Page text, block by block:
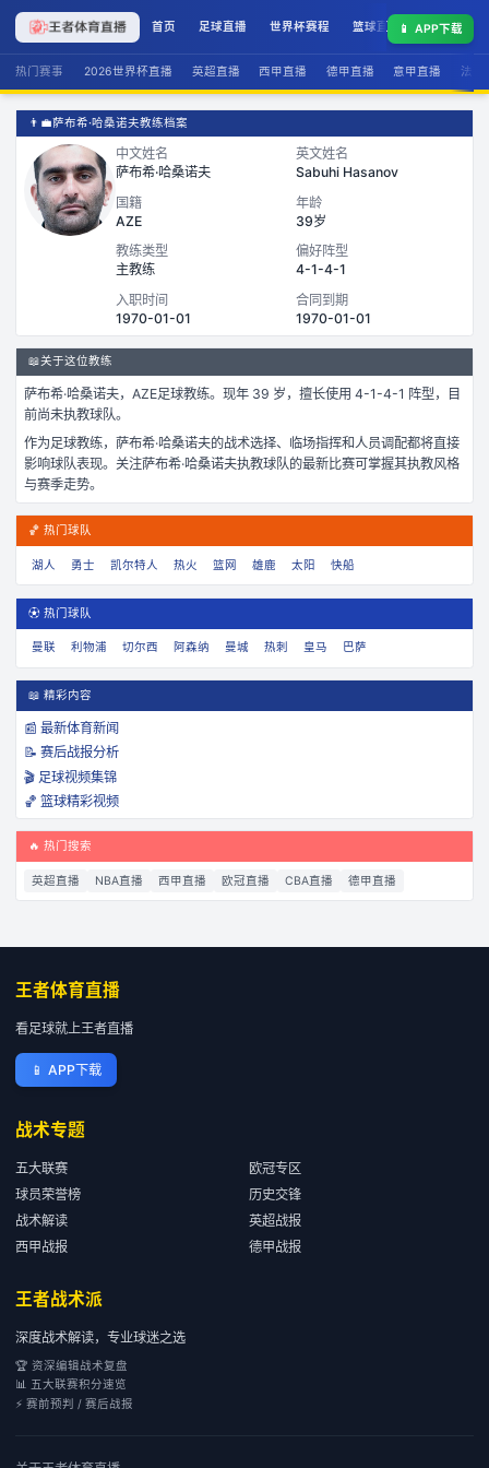
首页 足球直播 世界杯赛程 篮球直播 联赛积分
📱 APP下载
热门赛事 2026世界杯直播 英超直播 西甲直播 德甲直播 意甲直播 法甲
👨‍💼萨布希·哈桑诺夫教练档案
中文姓名
萨布希·哈桑诺夫
英文姓名
Sabuhi Hasanov
国籍
AZE
年龄
39岁
教练类型
主教练
偏好阵型
4-1-4-1
入职时间
1970-01-01
合同到期
1970-01-01
📖关于这位教练
萨布希·哈桑诺夫， AZE足球教练。 现年 39 岁， 擅长使用 4-1-4-1 阵型，
目
前尚未执教球队。
作为足球教练， 萨布希·哈桑诺夫的战术选择、临场指挥和人员调配都将直接
影响球队表现。关注萨布希·哈桑诺夫执教球队的最新比赛可掌握其执教风格
与赛季走势。
🏀 热门球队
湖人 勇士 凯尔特人 热火 篮网 雄鹿 太阳 快船
⚽ 热门球队
曼联 利物浦 切尔西 阿森纳 曼城 热刺 皇马 巴萨
📖 精彩内容
📰 最新体育新闻
📝 赛后战报分析
🎬 足球视频集锦
🏀 篮球精彩视频
🔥 热门搜索
英超直播 NBA直播 西甲直播 欧冠直播 CBA直播 德甲直播
王者体育直播
看足球就上王者直播
📱 APP下载
战术专题
五大联赛
欧冠专区
球员荣誉榜
历史交锋
战术解读
英超战报
西甲战报
德甲战报
王者战术派
深度战术解读，专业球迷之选
🏆 资深编辑战术复盘
📊 五大联赛积分速览
⚡ 赛前预判 / 赛后战报